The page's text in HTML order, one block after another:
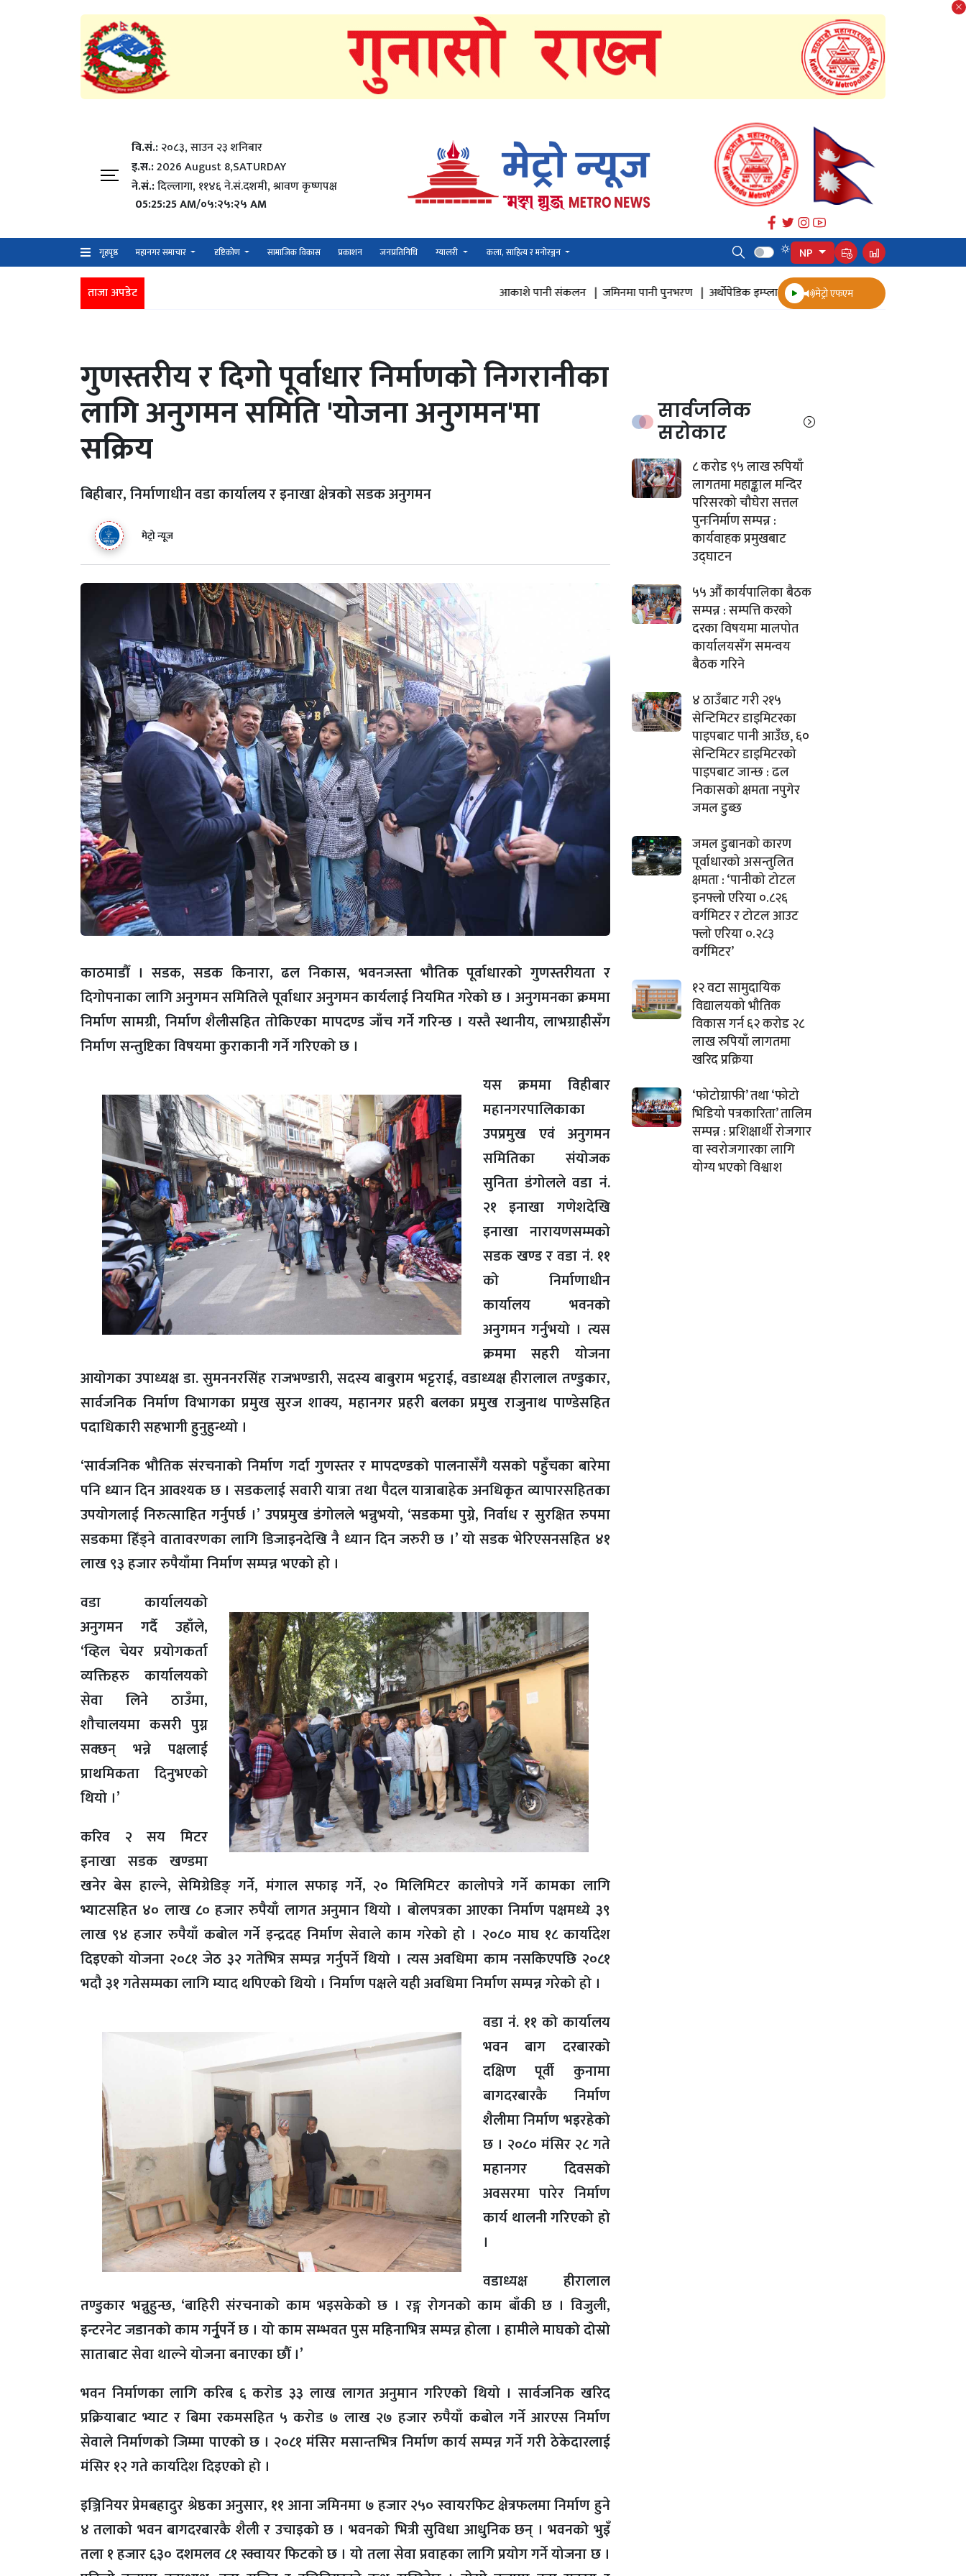
वि.सं.:२०८३, साउन २३ शनिबार
इ.स.:2026 August 8,SATURDAY
ने.सं.:दिल्लागा, ११४६ ने.सं.दशमी, श्रावण कृष्णपक्ष
05:25:26 AM/०५:२५:२६ AM
गृहपृष्ठ महानगर समाचार दृष्टिकोण सामाजिक विकास प्रकाशन जनप्रतिनिधि ग्यालरी कला, साहित्य र मनोरञ्जन NP
ताजा अपडेट आकाशे पानी संकलन |जमिनमा पानी पुनभरण |अर्थोपेडिक इम्प्लान्ट |ज्येष्ठ नागरिक स्वास्थ्य सर्वेक्षण | पुनःनिर्माण |
मेट्रो एफएम
गुणस्तरीय र दिगो पूर्वाधार निर्माणको निगरानीका
लागि अनुगमन समिति 'योजना अनुगमन'मा
सक्रिय
बिहीबार, निर्माणाधीन वडा कार्यालय र इनाखा क्षेत्रको सडक अनुगमन
मेट्रो न्यूज
काठमाडौँ । सडक, सडक किनारा, ढल निकास, भवनजस्ता भौतिक पूर्वाधारको गुणस्तरीयता र
दिगोपनाका लागि अनुगमन समितिले पूर्वाधार अनुगमन कार्यलाई नियमित गरेको छ । अनुगमनका क्रममा
निर्माण सामग्री, निर्माण शैलीसहित तोकिएका मापदण्ड जाँच गर्ने गरिन्छ । यस्तै स्थानीय, लाभग्राहीसँग
निर्माण सन्तुष्टिका विषयमा कुराकानी गर्ने गरिएको छ ।
यस क्रममा विहीबार
महानगरपालिकाका
उपप्रमुख एवं अनुगमन
समितिका संयोजक
सुनिता डंगोलले वडा नं.
२१ इनाखा गणेशदेखि
इनाखा नारायणसम्मको
सडक खण्ड र वडा नं. ११
को निर्माणाधीन
कार्यालय भवनको
अनुगमन गर्नुभयो । त्यस
क्रममा सहरी योजना
आयोगका उपाध्यक्ष डा. सुमननरसिंह राजभण्डारी, सदस्य बाबुराम भट्टराई, वडाध्यक्ष हीरालाल तण्डुकार,
सार्वजनिक निर्माण विभागका प्रमुख सुरज शाक्य, महानगर प्रहरी बलका प्रमुख राजुनाथ पाण्डेसहित
पदाधिकारी सहभागी हुनुहुन्थ्यो ।
‘सार्वजनिक भौतिक संरचनाको निर्माण गर्दा गुणस्तर र मापदण्डको पालनासँगै यसको पहुँचका बारेमा
पनि ध्यान दिन आवश्यक छ । सडकलाई सवारी यात्रा तथा पैदल यात्राबाहेक अनधिकृत व्यापारसहितका
उपयोगलाई निरुत्साहित गर्नुपर्छ ।’ उपप्रमुख डंगोलले भन्नुभयो, ‘सडकमा पुग्ने, निर्वाध र सुरक्षित रुपमा
सडकमा हिँड्ने वातावरणका लागि डिजाइनदेखि नै ध्यान दिन जरुरी छ ।’ यो सडक भेरिएसनसहित ४१
लाख ९३ हजार रुपैयाँमा निर्माण सम्पन्न भएको हो ।
वडा कार्यालयको
अनुगमन गर्दै उहाँले,
‘व्हिल चेयर प्रयोगकर्ता
व्यक्तिहरु कार्यालयको
सेवा लिने ठाउँमा,
शौचालयमा कसरी पुग्न
सक्छन् भन्ने पक्षलाई
प्राथमिकता दिनुभएको
थियो ।’
करिव २ सय मिटर
इनाखा सडक खण्डमा
खनेर बेस हाल्ने, सेमिग्रेडिङ् गर्ने, मंगाल सफाइ गर्ने, २० मिलिमिटर कालोपत्रे गर्ने कामका लागि
भ्याटसहित ४० लाख ८० हजार रुपैयाँ लागत अनुमान थियो । बोलपत्रका आएका निर्माण पक्षमध्ये ३९
लाख ९४ हजार रुपैयाँ कबोल गर्ने इन्द्रदह निर्माण सेवाले काम गरेको हो । २०८० माघ १८ कार्यादेश
दिइएको योजना २०८१ जेठ ३२ गतेभित्र सम्पन्न गर्नुपर्ने थियो । त्यस अवधिमा काम नसकिएपछि २०८१
भदौ ३१ गतेसम्मका लागि म्याद थपिएको थियो । निर्माण पक्षले यही अवधिमा निर्माण सम्पन्न गरेको हो ।
वडा नं. ११ को कार्यालय
भवन बाग दरबारको
दक्षिण पूर्वी कुनामा
बागदरबारकै निर्माण
शैलीमा निर्माण भइरहेको
छ । २०८० मंसिर २८ गते
महानगर दिवसको
अवसरमा पारेर निर्माण
कार्य थालनी गरिएको हो
।
वडाध्यक्ष हीरालाल
तण्डुकार भन्नुहुन्छ, ‘बाहिरी संरचनाको काम भइसकेको छ । रङ्ग रोगनको काम बाँकी छ । विजुली,
इन्टरनेट जडानको काम गर्नुृपर्ने छ । यो काम सम्भवत पुस महिनाभित्र सम्पन्न होला । हामीले माघको दोस्रो
साताबाट सेवा थाल्ने योजना बनाएका छौँ ।’
भवन निर्माणका लागि करिब ६ करोड ३३ लाख लागत अनुमान गरिएको थियो । सार्वजनिक खरिद
प्रक्रियाबाट भ्याट र बिमा रकमसहित ५ करोड ७ लाख २७ हजार रुपैयाँ कबोल गर्ने आरएस निर्माण
सेवाले निर्माणको जिम्मा पाएको छ । २०८१ मंसिर मसान्तभित्र निर्माण कार्य सम्पन्न गर्ने गरी ठेकेदारलाई
मंसिर १२ गते कार्यादेश दिइएको हो ।
इञ्जिनियर प्रेमबहादुर श्रेष्ठका अनुसार, ११ आना जमिनमा ७ हजार २५० स्वायरफिट क्षेत्रफलमा निर्माण हुने
४ तलाको भवन बागदरबारकै शैली र उचाइको छ । भवनको भित्री सुविधा आधुनिक छन् । भवनको भुइँ
तला १ हजार ६३० दशमलव ८१ स्क्वायर फिटको छ । यो तला सेवा प्रवाहका लागि प्रयोग गर्ने योजना छ ।
सार्वजनिक
सरोकार
८ करोड ९५ लाख रुपियाँ
लागतमा महाङ्काल मन्दिर
परिसरको चौघेरा सत्तल
पुनःनिर्माण सम्पन्न :
कार्यवाहक प्रमुखबाट
उद्घाटन
५५ औँ कार्यपालिका बैठक
सम्पन्न : सम्पत्ति करको
दरका विषयमा मालपोत
कार्यालयसँग समन्वय
बैठक गरिने
४ ठाउँबाट गरी २१५
सेन्टिमिटर डाइमिटरका
पाइपबाट पानी आउँछ, ६०
सेन्टिमिटर डाइमिटरको
पाइपबाट जान्छ : ढल
निकासको क्षमता नपुगेर
जमल डुब्छ
जमल डुबानको कारण
पूर्वाधारको असन्तुलित
क्षमता : ‘पानीको टोटल
इनफ्लो एरिया ०.८२६
वर्गमिटर र टोटल आउट
फ्लो एरिया ०.२८३
वर्गमिटर’
१२ वटा सामुदायिक
विद्यालयको भौतिक
विकास गर्न ६२ करोड २८
लाख रुपियाँ लागतमा
खरिद प्रक्रिया
‘फोटोग्राफी’ तथा ‘फोटो
भिडियो पत्रकारिता’ तालिम
सम्पन्न : प्रशिक्षार्थी रोजगार
वा स्वरोजगारका लागि
योग्य भएको विश्वाश